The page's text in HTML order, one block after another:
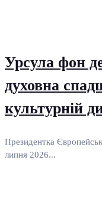
Урсула фон
духовна
культурній
Президентка
липня 2026...